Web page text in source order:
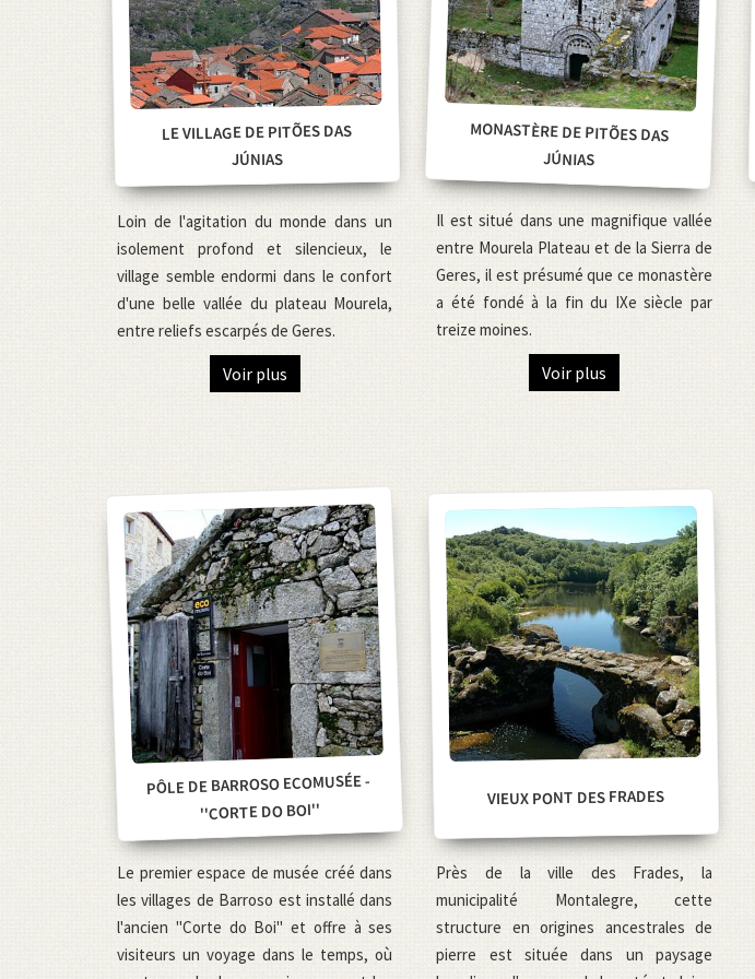
LE VILLAGE DE PITÕES DAS
JÚNIAS
Loin de l'agitation du monde dans un
isolement profond et silencieux, le
village semble endormi dans le confort
d'une belle vallée du plateau Mourela,
entre reliefs escarpés de Geres.
Voir plus
MONASTÈRE DE PITÕES DAS
JÚNIAS
Il est situé dans une magnifique vallée
entre Mourela Plateau et de la Sierra de
Geres, il est présumé que ce monastère
a été fondé à la fin du IXe siècle par
treize moines.
Voir plus
PÔLE DE BARROSO ECOMUSÉE -
''CORTE DO BOI''
Le premier espace de musée créé dans
les villages de Barroso est installé dans
l'ancien "Corte do Boi" et offre à ses
visiteurs un voyage dans le temps, où
VIEUX PONT DES FRADES
Près de la ville des Frades, la
municipalité Montalegre, cette
structure en origines ancestrales de
pierre est située dans un paysage